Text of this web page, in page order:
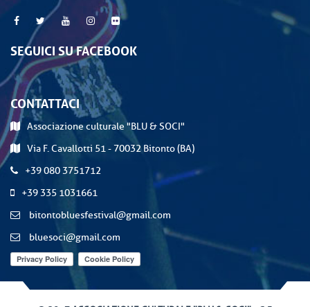
SEGUICI SU FACEBOOK
CONTATTACI
Associazione culturale "BLU & SOCI"
Via F. Cavallotti 51 - 70032 Bitonto (BA)
+39 080 3751712
+39 335 1031661
bitontobluesfestival@gmail.com
bluesoci@gmail.com